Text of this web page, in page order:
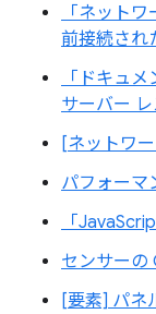
「ネット
前接続され
「ドキュ
サーバー
[ネットワ
パフォーマ
「
センサーの
[要素] パネ